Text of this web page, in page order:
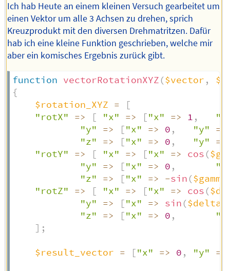
Ich hab Heute an einem kleinen Versuch gearbeitet um
einen Vektor um alle 3 Achsen zu drehen, sprich
Kreuzprodukt mit den diversen Drehmatritzen. Dafür
hab ich eine kleine Funktion geschrieben, welche mir
aber ein komisches Ergebnis zurück gibt.
function vectorRotationXYZ ($vector ,
{
$rotation_XYZ =
[
"rotX"
=> [ "x" => ["x" => 1 ,
"y"
=> ["x" => 0 , "y"
=>
"z"
=> ["x" => 0 , "y"
=>
"rotY"
=> [ "x" => ["x" => cos (
"y"
=> ["x" => 0 ,
"z"
=> ["x" => -sin ($gamma
"rotZ"
=> [ "x" => ["x" => cos (
"y"
=> ["x" => sin ($delta
"z"
=> ["x" => 0 ,
] ;
$result_vector = ["x" => 0 , "y" =>